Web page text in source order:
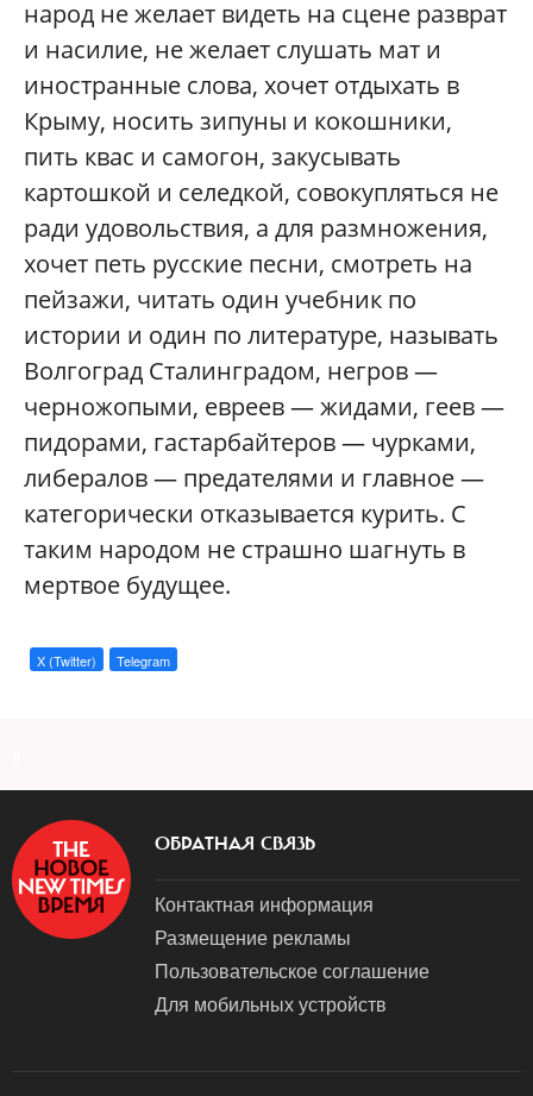
народ не желает видеть на сцене разврат
и насилие, не желает слушать мат и
иностранные слова, хочет отдыхать в
Крыму, носить зипуны и кокошники,
пить квас и самогон, закусывать
картошкой и селедкой, совокупляться не
ради удовольствия, а для размножения,
хочет петь русские песни, смотреть на
пейзажи, читать один учебник по
истории и один по литературе, называть
Волгоград Сталинградом, негров —
черножопыми, евреев — жидами, геев —
пидорами, гастарбайтеров — чурками,
либералов — предателями и главное —
категорически отказывается курить. С
таким народом не страшно шагнуть в
мертвое будущее.
X (Twitter) Telegram
ОБРАТНАЯ СВЯЗЬ
Контактная информация
Размещение рекламы
Пользовательское соглашение
Для мобильных устройств